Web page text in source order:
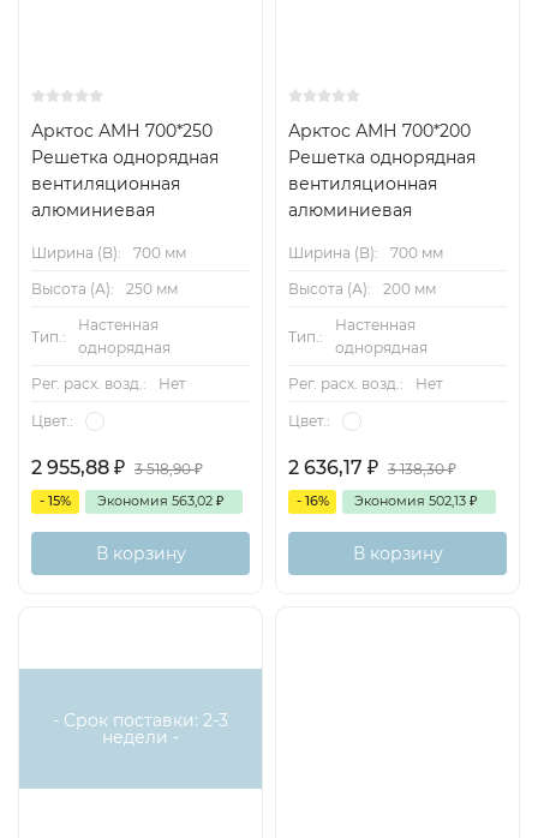
Арктос АМН 700*250
Решетка однорядная
вентиляционная
алюминиевая
Ширина (B):
700 мм
Высота (А):
250 мм
Тип.:
Настенная
однорядная
Рег. расх. возд.:
Нет
Цвет.:
2 955,88 ₽ 3 518,90₽
- 15% Экономия 563,02 ₽
В корзину
Арктос АМН 700*200
Решетка однорядная
вентиляционная
алюминиевая
Ширина (B):
700 мм
Высота (А):
200 мм
Тип.:
Настенная
однорядная
Рег. расх. возд.:
Нет
Цвет.:
2 636,17 ₽ 3 138,30₽
- 16% Экономия 502,13 ₽
В корзину
- Срок поставки: 2-3
недели -